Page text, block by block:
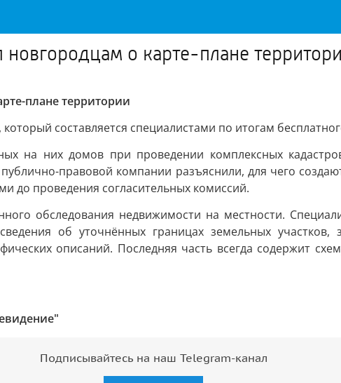
новгородцам о карте-плане
плане территории
составляется специалистами по итогам
на них домов при проведении комплексных
правовой компании разъяснили, для чего
до проведения согласительных комиссий.
обследования недвижимости на местности.
об уточнённых границах земельных участков,
описаний. Последняя часть всегда содержит
Подписывайтесь на наш Telegram-канал